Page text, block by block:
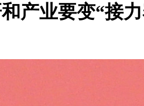
产业要变“接